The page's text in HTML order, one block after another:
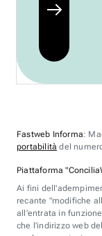
Fastweb Informa:
portabilità del
Piattaforma
Ai fini
recante "modifiche
all'entrata in
che l'indirizzo web